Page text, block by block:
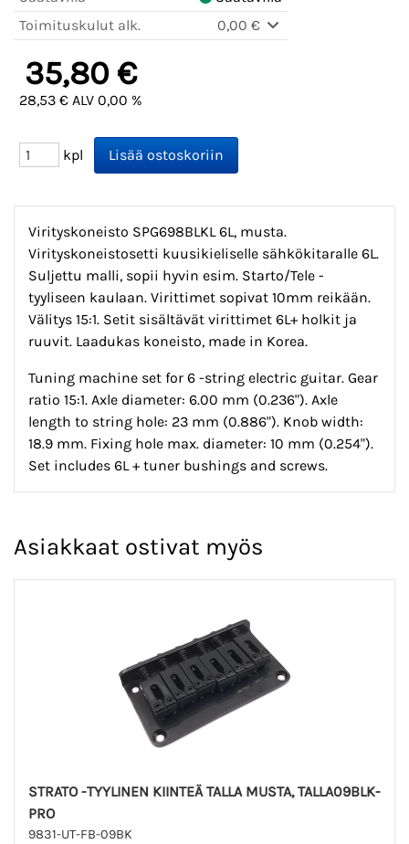
Toimituskulut alk.
0,00 €
35,80 €
28,53 € ALV 0,00 %
kpl
Virityskoneisto SPG698BLKL 6L, musta.
Virityskoneistosetti kuusikieliselle sähkökitaralle 6L.
Suljettu malli, sopii hyvin esim. Starto/Tele -
tyyliseen kaulaan. Virittimet sopivat 10mm reikään.
Välitys 15:1. Setit sisältävät virittimet 6L+ holkit ja
ruuvit. Laadukas koneisto, made in Korea.
Tuning machine set for 6 -string electric guitar. Gear
ratio 15:1. Axle diameter: 6.00 mm (0.236"). Axle
length to string hole: 23 mm (0.886"). Knob width:
18.9 mm. Fixing hole max. diameter: 10 mm (0.254").
Set includes 6L + tuner bushings and screws.
Asiakkaat ostivat myös
STRATO -TYYLINEN KIINTEÄ TALLA MUSTA, TALLA09BLK-
PRO
9831-UT-FB-09BK